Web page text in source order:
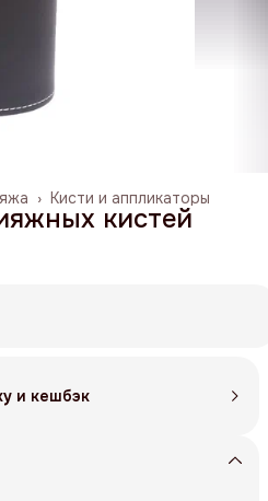
Кисти и аппликаторы
›
кистей
и кешбэк